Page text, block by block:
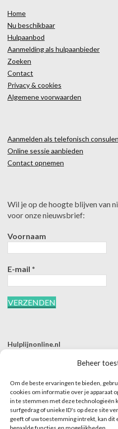
Beheer
Om de beste ervaringen te bieden,
cookies om informatie over je apparaat
in te stemmen met deze technologieën
surfgedrag of unieke ID's op deze site
geeft of uw toestemming intrekt, kan dit
Home
Nu beschikbaar
Hulpaanbod
Aanmelding als hulpaanbieder
Zoeken
Contact
Privacy & cookies
Algemene voorwaarden
Aanmelden als telefonisch
Online sessie aanbieden
Contact opnemen
Wil je op de hoogte blijven van
voor onze nieuwsbrief:
Voornaam
E-mail *
Hulplijnonline.nl
E | info@hulplijnonline.nl
Contactformulier
Over Hulplijnonline.nl
Het team van Hulplijnonline.nl